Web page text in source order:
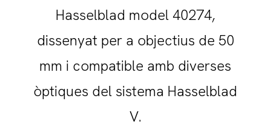
Hasselblad model 40274,
dissenyat per a objectius de 50
mm i compatible amb diverses
òptiques del sistema Hasselblad
V.